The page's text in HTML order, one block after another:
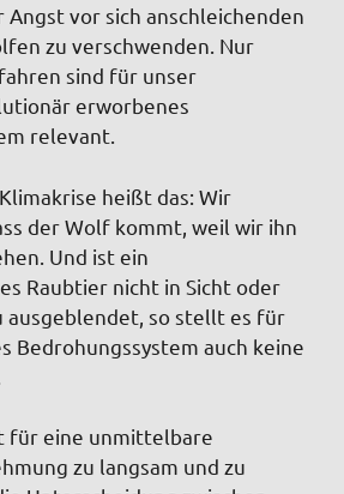
vor sich anschleichenden
zu verschwenden. Nur
sind für unser
erworbenes
relevant.
heißt das: Wir
der Wolf kommt, weil wir ihn
Und ist ein
Raubtier nicht in Sicht oder
ausgeblendet, so stellt es für
Bedrohungssystem auch keine
für eine unmittelbare
zu langsam und zu